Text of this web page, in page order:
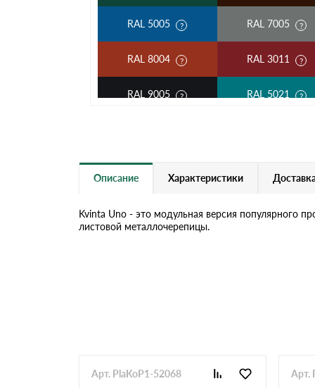
RAL 5005 RAL 7005
RAL 8004 RAL 3011
RAL 9005 RAL 5021
RAL 7004
Описание Характеристики
Kvinta Uno - это модульная версия популярного
листовой металлочерепицы.
Арт. PlaKoP1-52068 Арт.